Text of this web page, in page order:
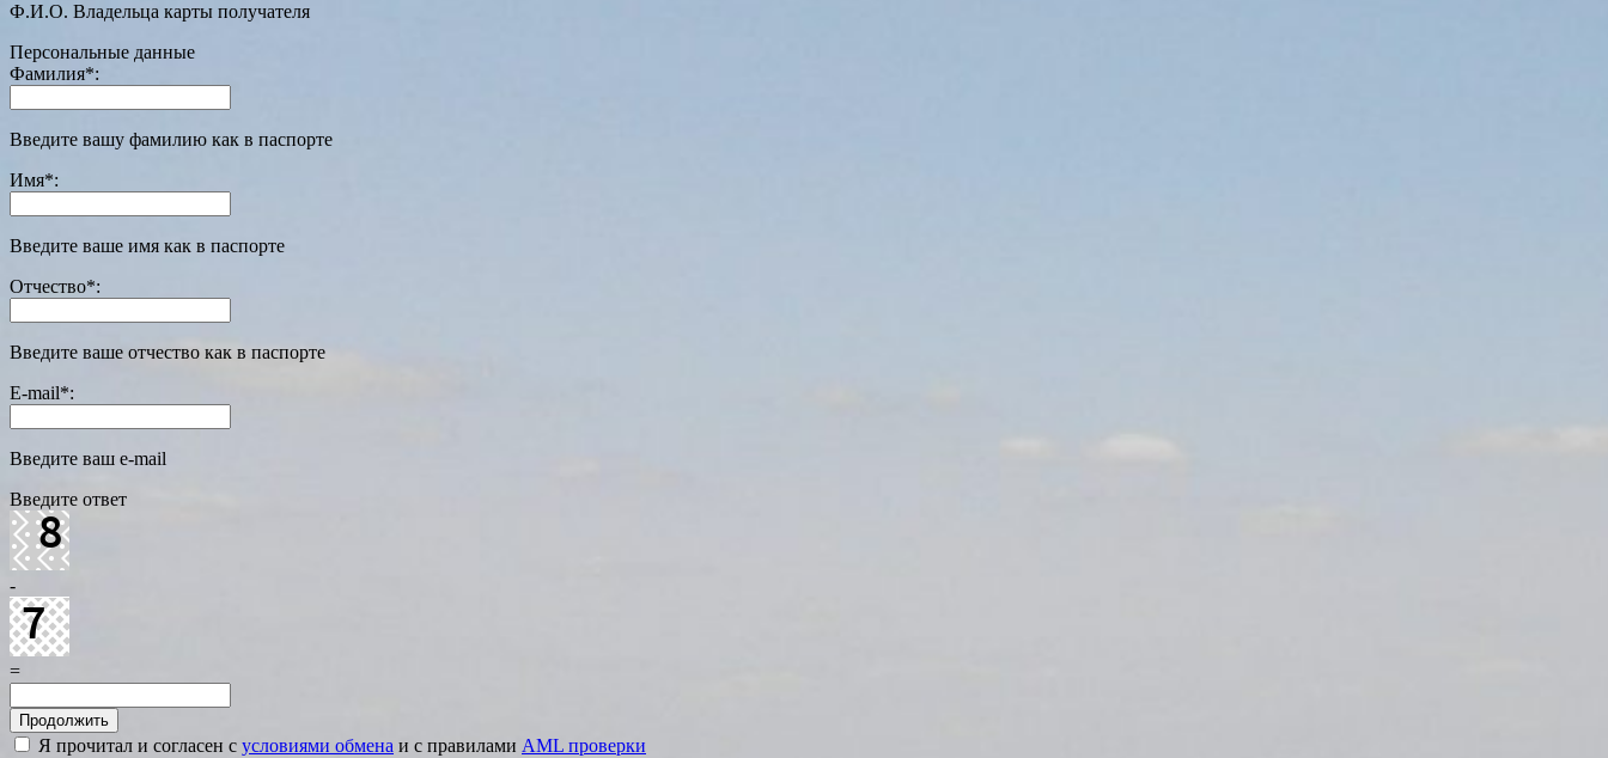
Ф.И.О. Владельца карты получателя
Персональные данные
Фамилия*:
Введите вашу фамилию как в паспорте
Имя*:
Введите ваше имя как в паспорте
Отчество*:
Введите ваше отчество как в паспорте
E-mail*:
Введите ваш e-mail
Введите ответ
-
=
Я прочитал и согласен с условиями обмена и с правилами AML проверки